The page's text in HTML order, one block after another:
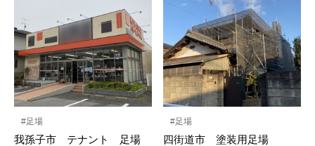
#足場
我孫子市 テナント 足場
#足場
四街道市 塗装用足場